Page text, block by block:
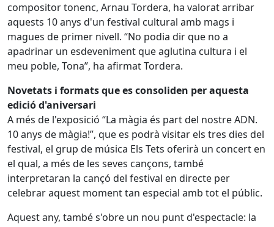
compositor tonenc, Arnau Tordera, ha valorat arribar
aquests 10 anys d'un festival cultural amb mags i
magues de primer nivell. “No podia dir que no a
apadrinar un esdeveniment que aglutina cultura i el
meu poble, Tona”, ha afirmat Tordera.
Novetats i formats que es consoliden per aquesta
edició d'aniversari
A més de l'exposició “La màgia és part del nostre ADN.
10 anys de màgia!”, que es podrà visitar els tres dies del
festival, el grup de música Els Tets oferirà un concert en
el qual, a més de les seves cançons, també
interpretaran la cançó del festival en directe per
celebrar aquest moment tan especial amb tot el públic.
Aquest any, també s'obre un nou punt d'espectacle: la